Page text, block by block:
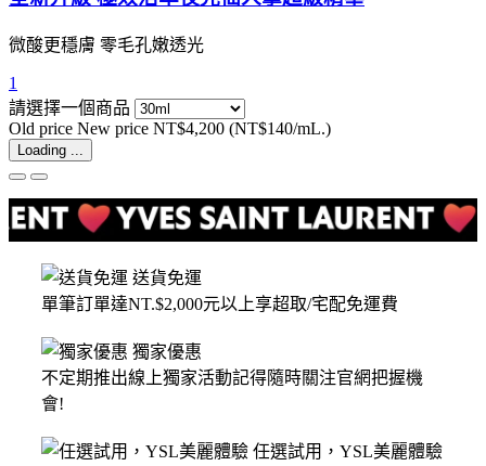
微酸更穩膚 零毛孔嫩透光
1
請選擇一個商品
Old price New price NT$4,200 (NT$140/mL.)
Loading ...
送貨免運
單筆訂單達NT.$2,000元以上享超取/宅配免運費
獨家優惠
不定期推出線上獨家活動記得隨時關注官網把握機
會!
任選試用，YSL美麗體驗